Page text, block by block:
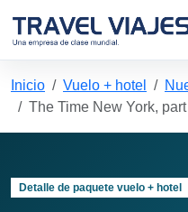
Inicio Vuelo + hotel
The Time New York,
Detalle de paquete vuelo + hotel